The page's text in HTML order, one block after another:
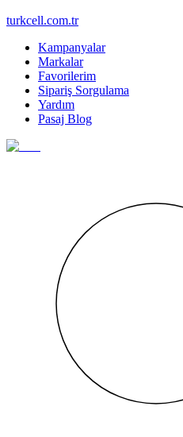
turkcell.com.tr
Kampanyalar
Markalar
Favorilerim
Sipariş Sorgulama
Yardım
Pasaj Blog